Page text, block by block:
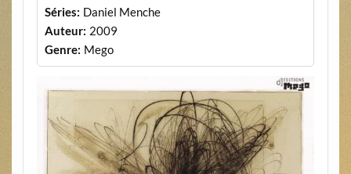
Séries: Daniel Menche
Auteur: 2009
Genre: Mego